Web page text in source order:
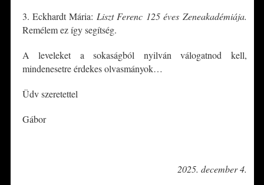
3. Eckhardt Mária: Liszt Ferenc 125 éves Zeneakadémiája.
Remélem ez így segítség.
A leveleket a sokaságból nyilván válogatnod kell,
mindenesetre érdekes olvasmányok…
Üdv szeretettel
Gábor
2025. december 4.